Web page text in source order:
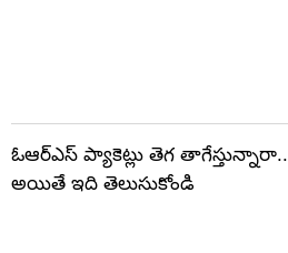
ఓఆర్‌ఎస్‌ ప్యాకెట్లు తెగ తాగేస్తున్నారా..
అయితే ఇది తెలుసుకోండి